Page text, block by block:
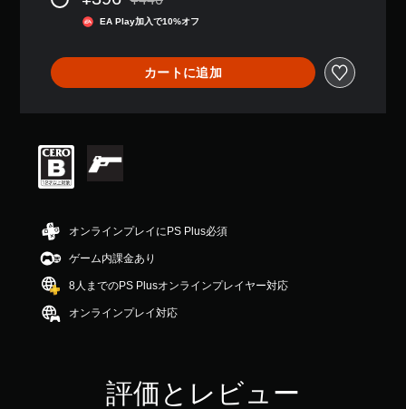
段
中
の
4
.
2
で
す
通常価格¥440より値引き
EA Play加入で10%オフ
カートに追加
オンラインプレイにPS Plus必須
ゲーム内課金あり
8人までのPS Plusオンラインプレイヤー対応
オンラインプレイ対応
評価とレビュー